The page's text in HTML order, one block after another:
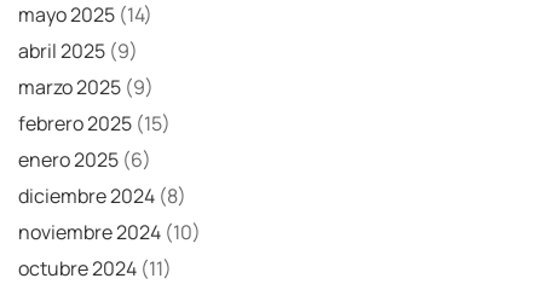
mayo 2025 (14)
abril 2025 (9)
marzo 2025 (9)
febrero 2025 (15)
enero 2025 (6)
diciembre 2024 (8)
noviembre 2024 (10)
octubre 2024 (11)